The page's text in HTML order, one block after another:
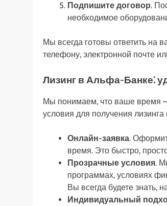
Подпишите договор.
необходимое
Мы всегда готовы ответить на
телефону, электронной почте
Лизинг в Альфа-Банке⁚
Мы понимаем, что ваше время
условия для получения
Онлайн-заявка.
время. Это быстро,
Прозрачные условия.
программах, условиях
Вы всегда будете знать,
Индивидуальный